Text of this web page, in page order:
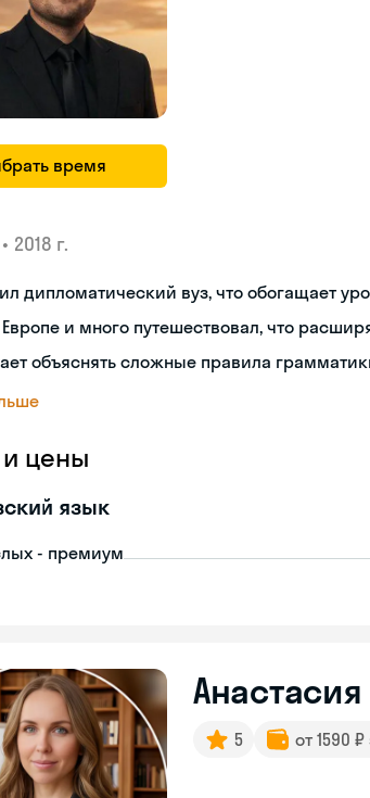
время
• 2018 г.
дипломатический вуз, что обогащает
и много путешествовал, что
объяснять сложные правила
и цены
язык
- премиум
Анастасия
5 от 1590